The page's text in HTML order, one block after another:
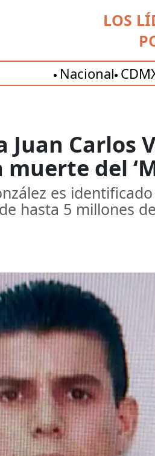
LOS
Nacional
Carlos
muerte del
es
hasta 5 millones